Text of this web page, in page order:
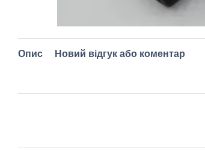
Опис Новий відгук або коментар